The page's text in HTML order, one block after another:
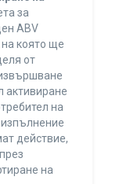
за
ABV
която ще
от
активиране
на
действие,
на